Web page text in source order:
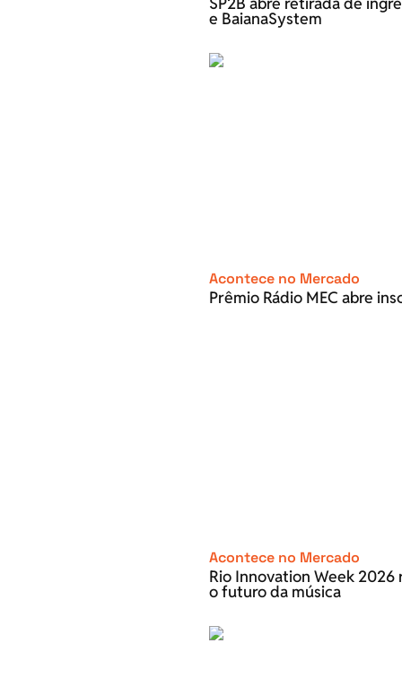
e BaianaSystem
Acontece no Mercado
Prêmio Rádio MEC abre
Acontece no Mercado
Rio Innovation Week 2026
o futuro da música